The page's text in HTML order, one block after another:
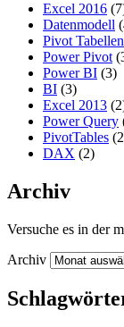
Excel 2016
Datenmodell
Pivot Tabellen
Power Pivot
Power BI (3)
BI (3)
Excel 2013
Power Query
PivotTables
DAX (2)
Archiv
Versuche es in der
Archiv